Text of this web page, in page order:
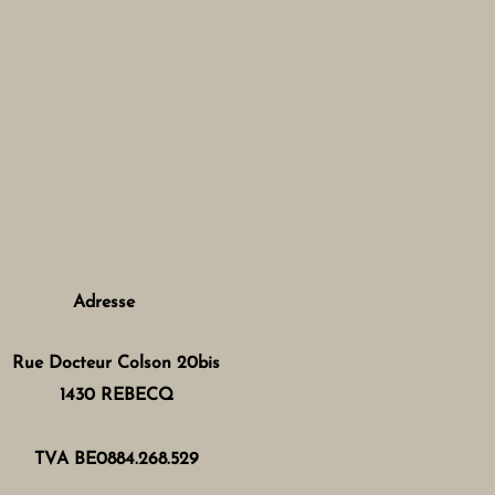
Adresse
Rue Docteur Colson 20bis
1430 REBECQ
TVA BE0884.268.529